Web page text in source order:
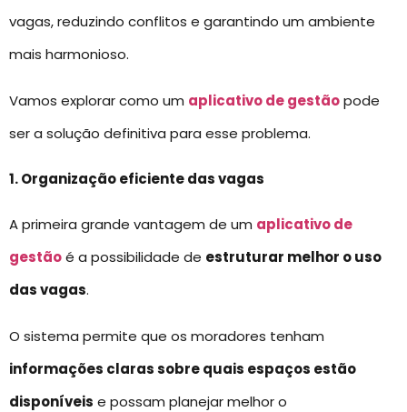
vagas, reduzindo conflitos e garantindo um ambiente
mais harmonioso.
Vamos explorar como um aplicativo de gestãopode
ser a solução definitiva para esse problema.
1. Organização eficiente das vagas
A primeira grande vantagem de um aplicativo de
gestãoé a possibilidade de estruturar melhor o uso
das vagas.
O sistema permite que os moradores tenham
informações claras sobre quais espaços estão
disponíveis e possam planejar melhor o